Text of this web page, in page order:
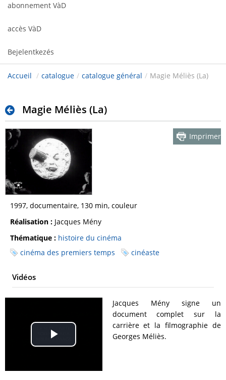
abonnement VàD
accès VàD
Bejelentkezés
Accueil / catalogue / catalogue général / Magie Méliès (La)
Magie Méliès (La)
Imprimer
1997, documentaire, 130 min, couleur
Réalisation : Jacques Mény
Thématique : histoire du cinéma
cinéma des premiers temps
cinéaste
Vidéos
Play
Video
Jacques Mény signe un
document complet sur la
carrière et la filmographie de
Georges Méliès.